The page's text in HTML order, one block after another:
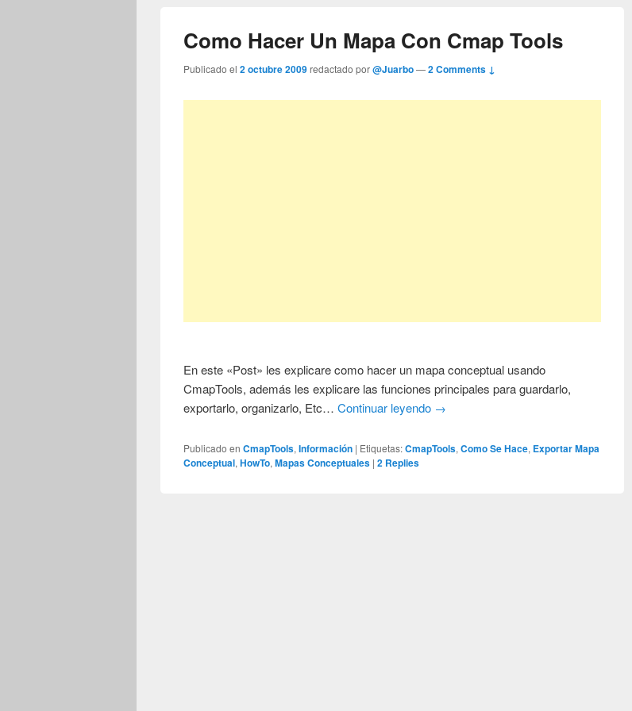
Como Hacer Un Mapa Con Cmap Tools
Publicado el2 octubre 2009redactado por@Juarbo—2 Comments ↓
En este «Post» les explicare como hacer un mapa conceptual usando
CmapTools, además les explicare las funciones principales para guardarlo,
exportarlo, organizarlo, Etc…Continuar leyendo →
Publicado en CmapTools,Información | Etiquetas:CmapTools,Como Se Hace, Exportar Mapa
Conceptual,HowTo,Mapas Conceptuales |2 Replies